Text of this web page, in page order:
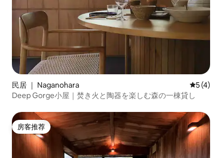
民居 ｜ Naganohara 平均评分
5 (4)
Deep Gorge小屋｜焚き火と陶器を楽しむ森の一棟貸し
房客推荐
房客推荐